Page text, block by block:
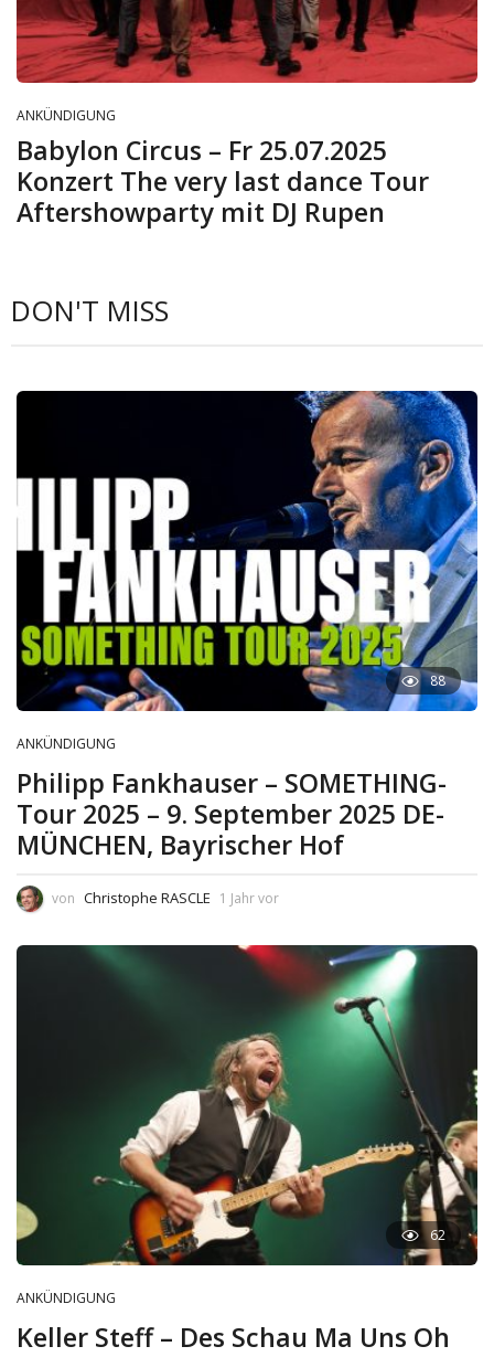
ANKÜNDIGUNG
Babylon Circus – Fr 25.07.2025
Konzert The very last dance Tour
Aftershowparty mit DJ Rupen
DON'T MISS
88
ANKÜNDIGUNG
Philipp Fankhauser – SOMETHING-
Tour 2025 – 9. September 2025 DE-
MÜNCHEN, Bayrischer Hof
von Christophe RASCLE 1 Jahr vor
62
ANKÜNDIGUNG
Keller Steff – Des Schau Ma Uns Oh